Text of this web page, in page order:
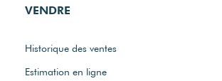
VENDRE
Historique des ventes
Estimation en ligne